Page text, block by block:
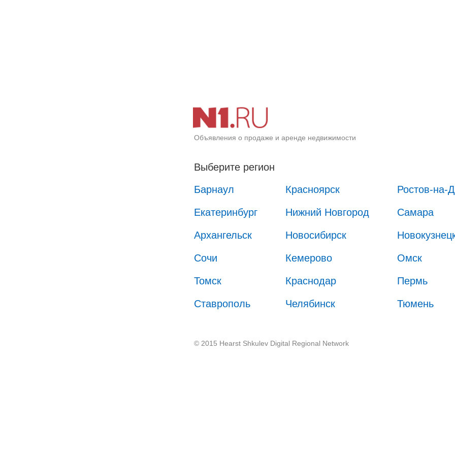
Объявления о продаже и аренде недвижимости
Выберите регион
Барнаул
Красноярск Ростов-на-
Екатеринбург Нижний Новгород Самара
Архангельск Новосибирск
Сочи Кемерово Омск
Томск Краснодар Пермь
Ставрополь Челябинск Тюмень
© 2015 Hearst Shkulev Digital Regional Network